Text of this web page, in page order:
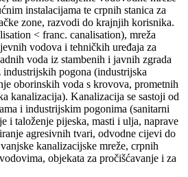
instalacijama te crpnih stanica za
zone, razvodi do krajnjih korisnika.
< franc. canalisation), mreža
vodova i tehničkih uređaja za
voda iz stambenih i javnih zgrada
pogona (industrijska
oborinskih voda s krovova, prometnih
kanalizacija). Kanalizacija se sastoji od
i industrijskim pogonima (sanitarni
i taloženje pijeska, masti i ulja, naprave
agresivnih tvari, odvodne cijevi do
kanalizacijske mreže, crpnih
objekata za pročišćavanje i za